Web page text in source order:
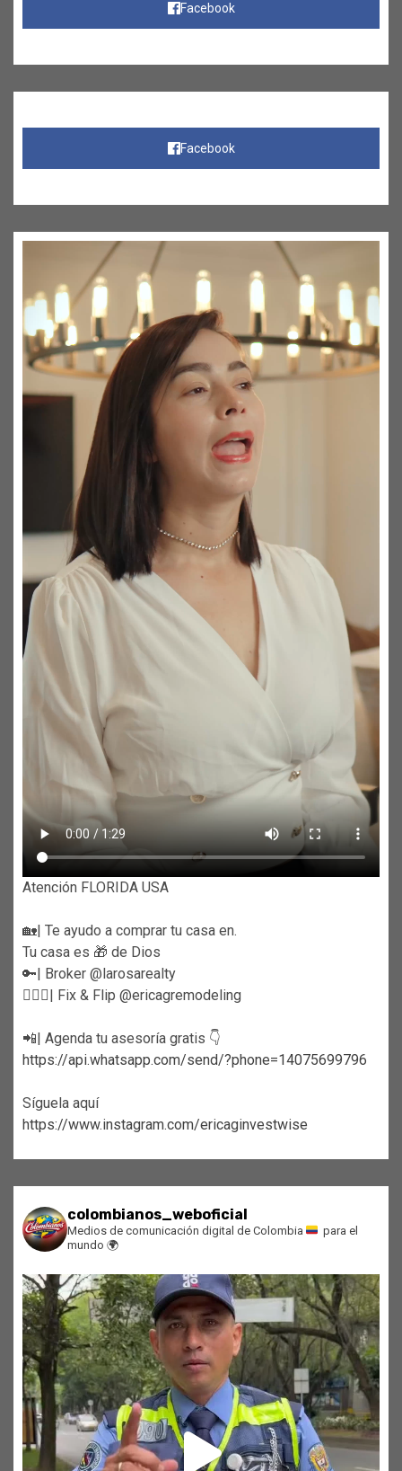
Facebook
Facebook
Atención FLORIDA USA
🏡| Te ayudo a comprar tu casa en.
Tu casa es 🎁 de Dios
🔑| Broker @larosarealty
👷🏼‍♀️| Fix & Flip @ericagremodeling
📲| Agenda tu asesoría gratis 👇
https://api.whatsapp.com/send/?phone=14075699796
Síguela aquí
https://www.instagram.com/ericaginvestwise
colombianos_weboficial
Medios de comunicación digital de Colombia
para el
mundo 🌍